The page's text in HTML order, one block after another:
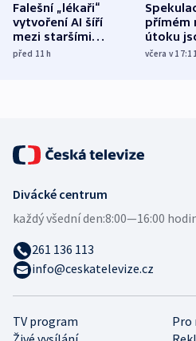
Falešní „lékaři“
vytvoření AI šíří
mezi staršími
Poláky nebezpečné
před 11h
přímém
útoku
míní
včera v 17:11
TV program
Pro
Divácké centrum
každý všední den:8:00—16:00
261 136 113
info@ceskatelevize.cz